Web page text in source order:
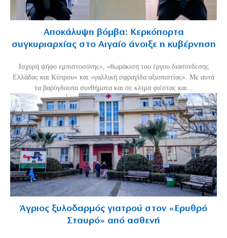
Αποκάλυψη βόμβα: Κερκόπορτα
συγκυριαρχίας στο Αιγαίο άνοιξε η κυβέρνηση
Ισχυρή ψήφο εμπιστοσύνης», «θωράκιση του έργου διασύνδεσης
Ελλάδας και Κύπρου» και «γαλλική σφραγίδα αξιοπιστίας». Με αυτά
τα βαρύγδουπα συνθήματα και σε κλίμα φιέστας και...
Άγριος ξυλοδαρμός γιατρού στον «Ερυθρό
Σταυρό» από ασθενή